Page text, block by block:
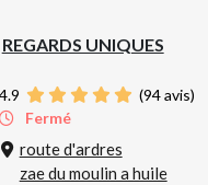
REGARDS UNIQUES
4.9 (94avis)
Fermé
route d'ardres
zae du moulin a huile